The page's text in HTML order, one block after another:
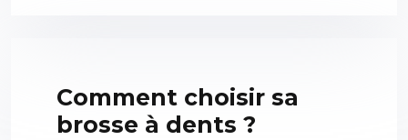
Comment choisir sa
brosse à dents ?